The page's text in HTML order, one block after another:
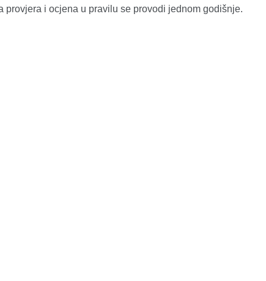
i ocjena u pravilu se provodi jednom godišnje.